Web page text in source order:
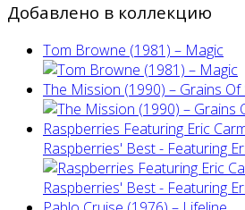
Добавлено в коллекцию
Tom Browne (1981) – Magic
The Mission (1990) – Grains Of
Raspberries Featuring Eric
Raspberries' Best - Featuring